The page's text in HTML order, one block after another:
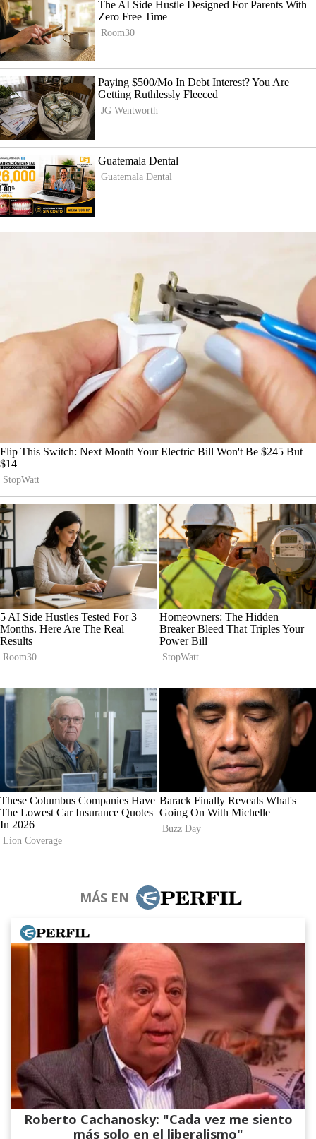
MÁS EN
Roberto Cachanosky: "Cada vez me siento
más solo en el liberalismo"